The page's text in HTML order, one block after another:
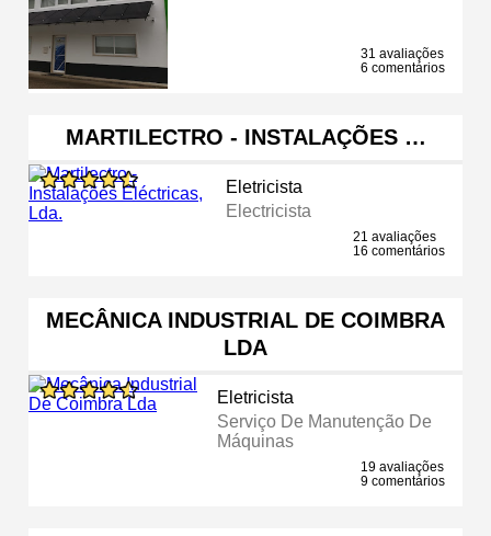
31 avaliações
6 comentários
MARTILECTRO - INSTALAÇÕES …
Eletricista
Electricista
21 avaliações
16 comentários
MECÂNICA INDUSTRIAL DE COIMBRA
LDA
Eletricista
Serviço De Manutenção De
Máquinas
19 avaliações
9 comentários